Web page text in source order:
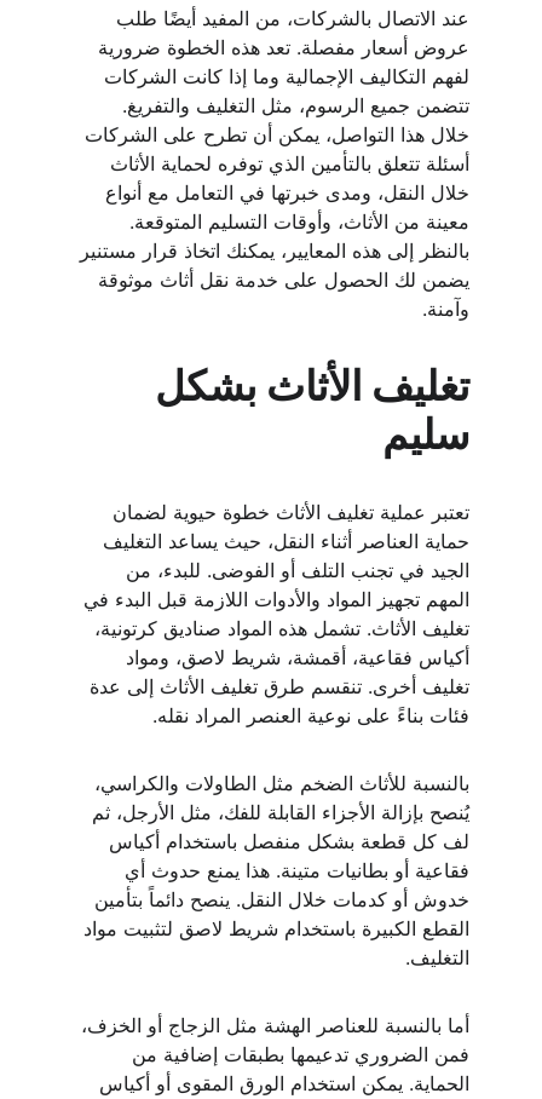
عند الاتصال بالشركات، من المفيد أيضًا طلب
عروض أسعار مفصلة. تعد هذه الخطوة ضرورية
لفهم التكاليف الإجمالية وما إذا كانت الشركات
تتضمن جميع الرسوم، مثل التغليف والتفريغ.
خلال هذا التواصل، يمكن أن تطرح على الشركات
أسئلة تتعلق بالتأمين الذي توفره لحماية الأثاث
خلال النقل، ومدى خبرتها في التعامل مع أنواع
معينة من الأثاث، وأوقات التسليم المتوقعة.
بالنظر إلى هذه المعايير، يمكنك اتخاذ قرار مستنير
يضمن لك الحصول على خدمة نقل أثاث موثوقة
وآمنة.
تغليف الأثاث بشكل
سليم
تعتبر عملية تغليف الأثاث خطوة حيوية لضمان
حماية العناصر أثناء النقل، حيث يساعد التغليف
الجيد في تجنب التلف أو الفوضى. للبدء، من
المهم تجهيز المواد والأدوات اللازمة قبل البدء في
تغليف الأثاث. تشمل هذه المواد صناديق كرتونية،
أكياس فقاعية، أقمشة، شريط لاصق، ومواد
تغليف أخرى. تنقسم طرق تغليف الأثاث إلى عدة
فئات بناءً على نوعية العنصر المراد نقله.
بالنسبة للأثاث الضخم مثل الطاولات والكراسي،
يُنصح بإزالة الأجزاء القابلة للفك، مثل الأرجل، ثم
لف كل قطعة بشكل منفصل باستخدام أكياس
فقاعية أو بطانيات متينة. هذا يمنع حدوث أي
خدوش أو كدمات خلال النقل. ينصح دائماً بتأمين
القطع الكبيرة باستخدام شريط لاصق لتثبيت مواد
التغليف.
أما بالنسبة للعناصر الهشة مثل الزجاج أو الخزف،
فمن الضروري تدعيمها بطبقات إضافية من
الحماية. يمكن استخدام الورق المقوى أو أكياس